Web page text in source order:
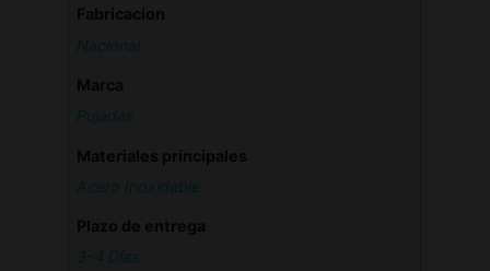
Nacional
Pujadas
Acero Inoxidable
3-4 Días